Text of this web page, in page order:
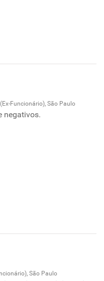
Funcionário), São Paulo
negativos.
São Paulo